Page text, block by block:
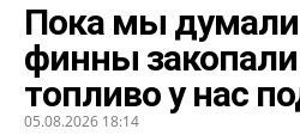
Пока мы думали
финны
топливо у нас
05.08.2026 18:14